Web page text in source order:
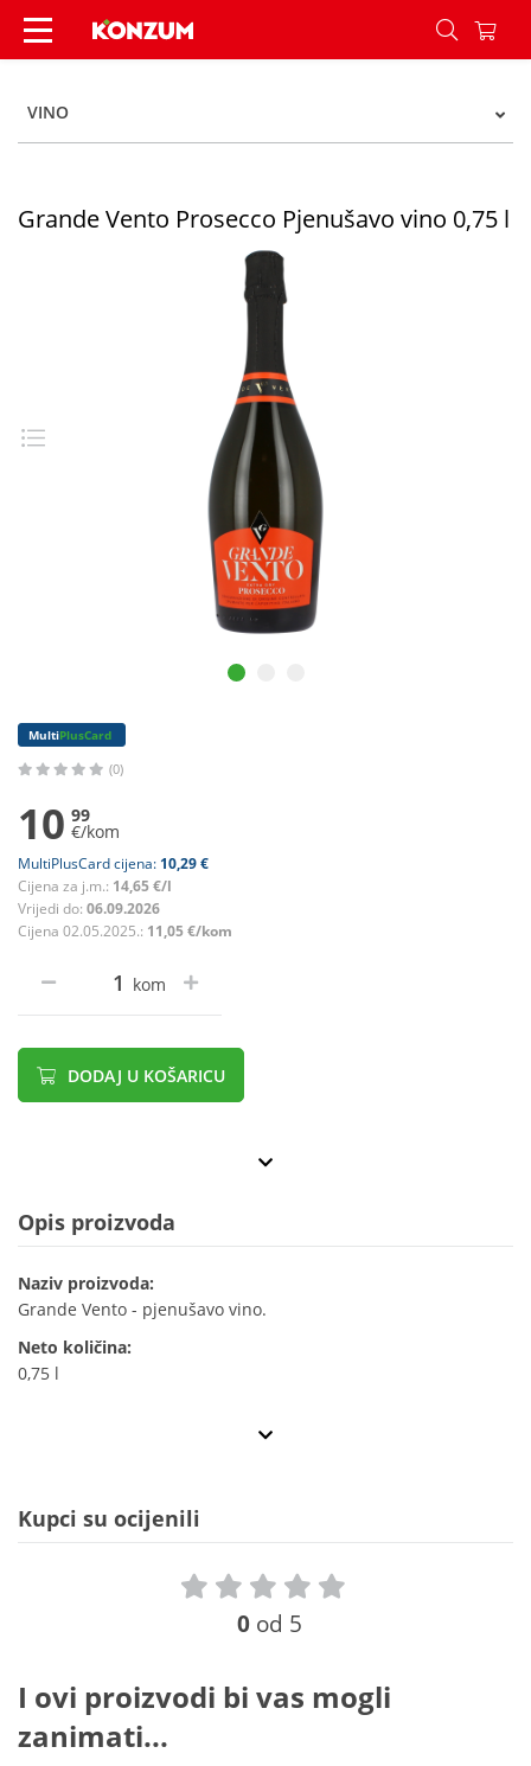
Grande Vento Prosecco Pjenušavo vino 0,75 l -
VINO
Grande Vento Prosecco Pjenušavo vino 0,75 l
MultiPlusCard
(0)
10 99
€/kom
MultiPlusCard cijena: 10,29 €
Cijena za j.m.: 14,65 €/l
Vrijedi do: 06.09.2026
Cijena 02.05.2025.: 11,05 €/kom
kom
DODAJ U KOŠARICU
Opis proizvoda
Naziv proizvoda:
Grande Vento - pjenušavo vino.
Neto količina:
0,75 l
Kupci su ocijenili
0 od 5
I ovi proizvodi bi vas mogli
zanimati...